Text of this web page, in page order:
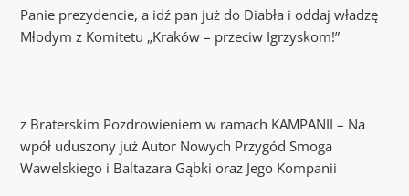
Panie prezydencie, a idź pan już do Diabła i oddaj władzę
Młodym z Komitetu „Kraków – przeciw Igrzyskom!”
z Braterskim Pozdrowieniem w ramach KAMPANII – Na
wpół uduszony już Autor Nowych Przygód Smoga
Wawelskiego i Baltazara Gąbki oraz Jego Kompanii